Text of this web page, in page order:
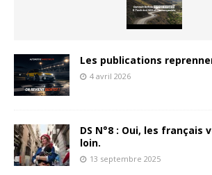
Les publications
4 avril 2026
DS N°8 : Oui, les
loin.
13 septembre 2025